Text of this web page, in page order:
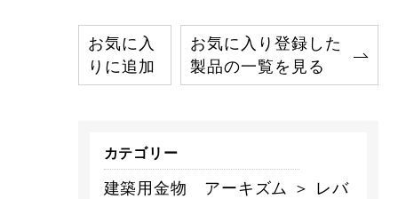
お気に入
りに追加
お気に入り登録した
製品の一覧を見る
カテゴリー
建築用金物 アーキズム ＞ レバ